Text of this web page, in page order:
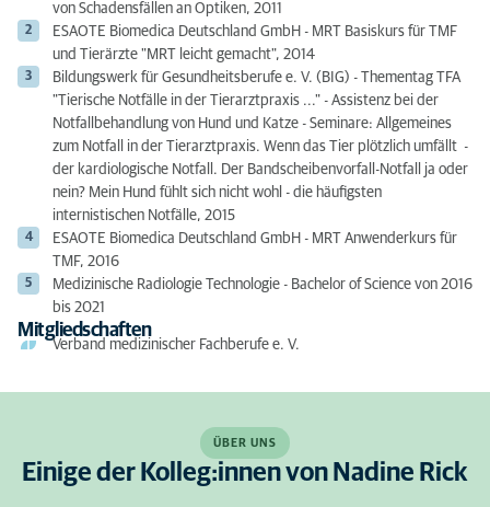
von Schadensfällen an Optiken, 2011
ESAOTE Biomedica Deutschland GmbH - MRT Basiskurs für TMF
und Tierärzte "MRT leicht gemacht", 2014
Bildungswerk für Gesundheitsberufe e. V. (BIG) - Thementag TFA
"Tierische Notfälle in der Tierarztpraxis ..." - Assistenz bei der
Notfallbehandlung von Hund und Katze - Seminare: Allgemeines
zum Notfall in der Tierarztpraxis. Wenn das Tier plötzlich umfällt -
der kardiologische Notfall. Der Bandscheibenvorfall-Notfall ja oder
nein? Mein Hund fühlt sich nicht wohl - die häufigsten
internistischen Notfälle, 2015
ESAOTE Biomedica Deutschland GmbH - MRT Anwenderkurs für
TMF, 2016
Medizinische Radiologie Technologie - Bachelor of Science von 2016
bis 2021
Mitgliedschaften
Verband medizinischer Fachberufe e. V.
ÜBER UNS
Einige der Kolleg:innen von Nadine Rick